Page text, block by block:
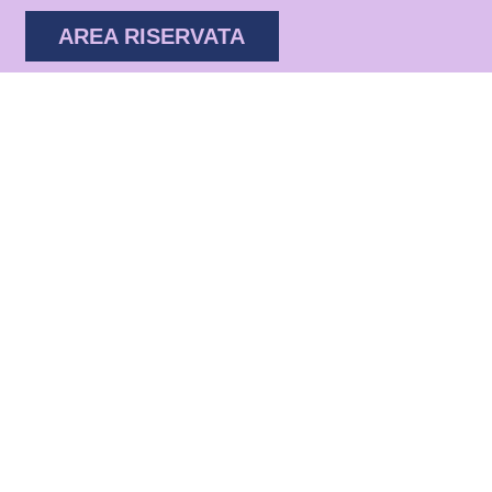
AREA RISERVATA